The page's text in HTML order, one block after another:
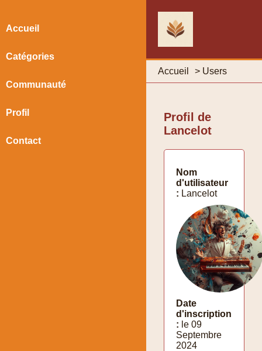
Accueil > Users
Accueil
Catégories
Communauté
Profil
Contact
Profil de
Lancelot
Nom
d'utilisateur
: Lancelot
Date
d'inscription
: le 09
Septembre
2024